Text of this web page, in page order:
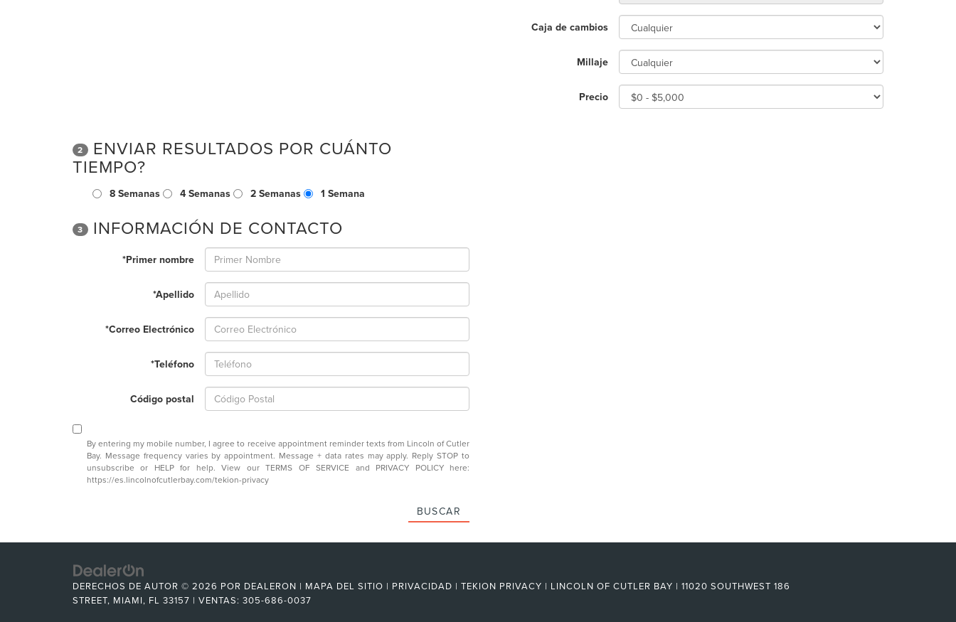
Caja de cambios
Millaje
Precio
2 ENVIAR RESULTADOS POR CUÁNTO
TIEMPO?
8 Semanas 4 Semanas 2 Semanas 1 Semana
3 INFORMACIÓN DE CONTACTO
*Primer nombre
*Apellido
*Correo Electrónico
*Teléfono
Código postal
By entering my mobile number, I agree to receive appointment reminder texts from Lincoln of Cutler
Bay. Message frequency varies by appointment. Message + data rates may apply. Reply STOP to
unsubscribe or HELP for help. View our TERMS OF SERVICE and PRIVACY POLICY here:
https://es.lincolnofcutlerbay.com/tekion-privacy
BUSCAR
DERECHOS DE AUTOR © 2026 POR DEALERON | MAPA DEL SITIO | PRIVACIDAD | TEKION PRIVACY | LINCOLN OF CUTLER BAY | 11020 SOUTHWEST 186
STREET, MIAMI, FL 33157 | VENTAS: 305-686-0037